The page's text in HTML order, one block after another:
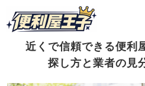
近くで信頼できる便利
探し方と業者の見